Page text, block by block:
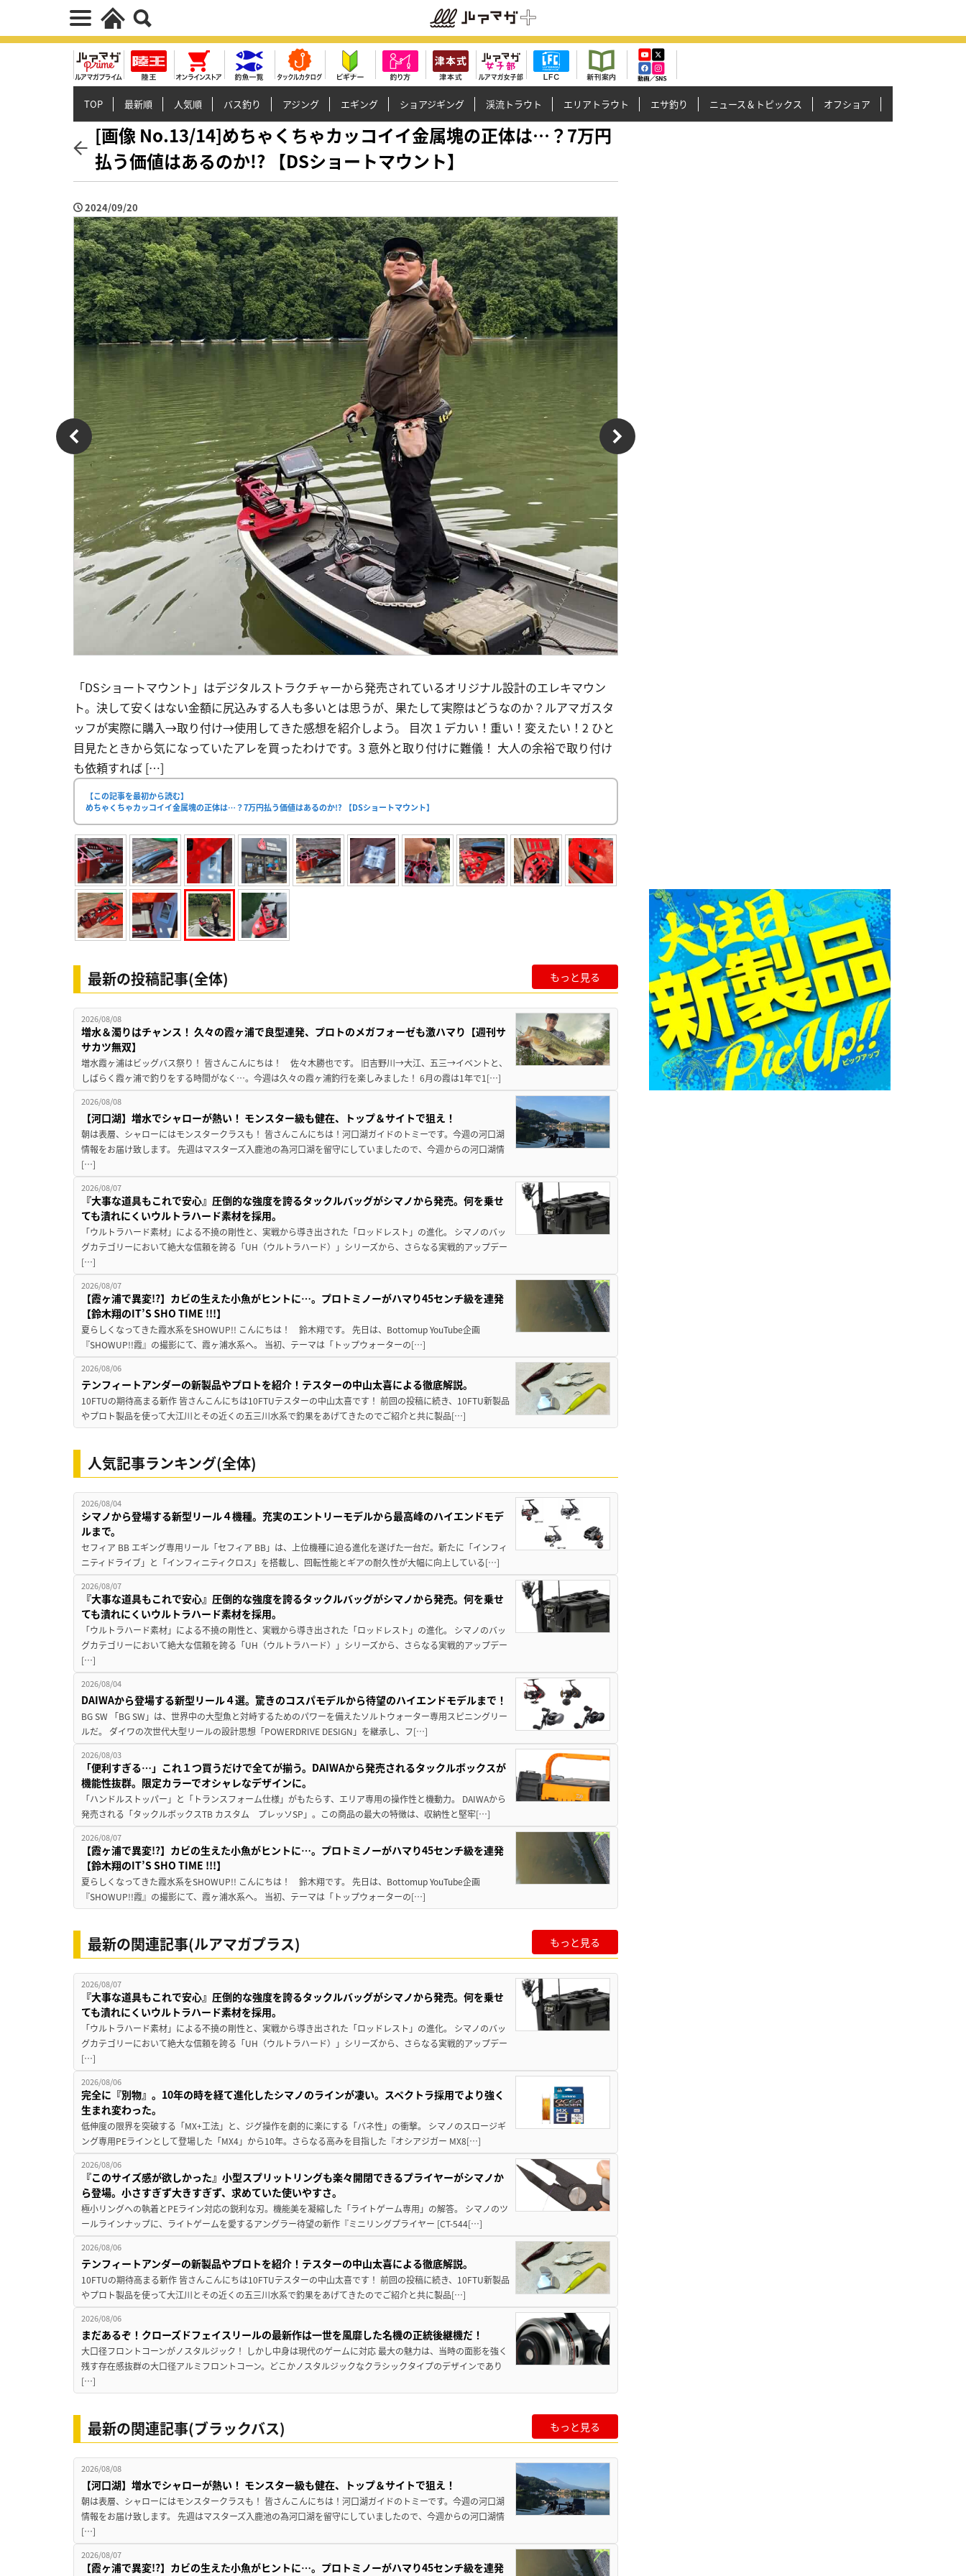
TOP 最新順 人気順 バス釣り アジング エギング ショアジギング 渓流トラウト エリアトラウト エサ釣り ニュース＆トピックス オフショア
[画像 No.13/14]めちゃくちゃカッコイイ金属塊の正体は…？7万円
払う価値はあるのか!? 【DSショートマウント】
2024/09/20
「DSショートマウント」はデジタルストラクチャーから発売されているオリジナル設計のエレキマウン
ト。決して安くはない金額に尻込みする人も多いとは思うが、果たして実際はどうなのか？ルアマガスタ
ッフが実際に購入→取り付け→使用してきた感想を紹介しよう。 目次 1 デカい！重い！変えたい！2 ひと
目見たときから気になっていたアレを買ったわけです。3 意外と取り付けに難儀！ 大人の余裕で取り付け
も依頼すれば […]
【この記事を最初から読む】
めちゃくちゃカッコイイ金属塊の正体は…？7万円払う価値はあるのか!? 【DSショートマウント】
最新の投稿記事(全体) もっと見る
2026/08/08
増水＆濁りはチャンス！ 久々の霞ヶ浦で良型連発、プロトのメガフォーゼも激ハマり【週刊サ
サカツ無双】
増水霞ヶ浦はビッグバス祭り！ 皆さんこんにちは！ 佐々木勝也です。 旧吉野川→大江、五三→イベントと、
しばらく霞ヶ浦で釣りをする時間がなく…。今週は久々の霞ヶ浦釣行を楽しみました！ 6月の霞は1年で1[…]
2026/08/08
【河口湖】増水でシャローが熱い！ モンスター級も健在、トップ＆サイトで狙え！
朝は表層、シャローにはモンスタークラスも！ 皆さんこんにちは！河口湖ガイドのトミーです。今週の河口湖
情報をお届け致します。 先週はマスターズ入鹿池の為河口湖を留守にしていましたので、今週からの河口湖情
[…]
2026/08/07
『大事な道具もこれで安心』圧倒的な強度を誇るタックルバッグがシマノから発売。何を乗せ
ても潰れにくいウルトラハード素材を採用。
「ウルトラハード素材」による不撓の剛性と、実戦から導き出された「ロッドレスト」の進化。 シマノのバッ
グカテゴリーにおいて絶大な信頼を誇る「UH（ウルトラハード）」シリーズから、さらなる実戦的アップデー
[…]
2026/08/07
【霞ヶ浦で異変!?】カビの生えた小魚がヒントに…。プロトミノーがハマり45センチ級を連発
【鈴木翔のIT’S SHO TIME !!!】
夏らしくなってきた霞水系をSHOWUP!! こんにちは！ 鈴木翔です。 先日は、Bottomup YouTube企画
『SHOWUP!!霞』の撮影にて、霞ヶ浦水系へ。 当初、テーマは「トップウォーターの[…]
2026/08/06
テンフィートアンダーの新製品やプロトを紹介！テスターの中山太喜による徹底解説。
10FTUの期待高まる新作 皆さんこんにちは10FTUテスターの中山太喜です！ 前回の投稿に続き、10FTU新製品
やプロト製品を使って大江川とその近くの五三川水系で釣果をあげてきたのでご紹介と共に製品[…]
人気記事ランキング(全体)
2026/08/04
シマノから登場する新型リール４機種。充実のエントリーモデルから最高峰のハイエンドモデ
ルまで。
セフィア BB エギング専用リール「セフィア BB」は、上位機種に迫る進化を遂げた一台だ。新たに「インフィ
ニティドライブ」と「インフィニティクロス」を搭載し、回転性能とギアの耐久性が大幅に向上している[…]
2026/08/07
『大事な道具もこれで安心』圧倒的な強度を誇るタックルバッグがシマノから発売。何を乗せ
ても潰れにくいウルトラハード素材を採用。
「ウルトラハード素材」による不撓の剛性と、実戦から導き出された「ロッドレスト」の進化。 シマノのバッ
グカテゴリーにおいて絶大な信頼を誇る「UH（ウルトラハード）」シリーズから、さらなる実戦的アップデー
[…]
2026/08/04
DAIWAから登場する新型リール４選。驚きのコスパモデルから待望のハイエンドモデルまで！
BG SW 「BG SW」は、世界中の大型魚と対峙するためのパワーを備えたソルトウォーター専用スピニングリー
ルだ。 ダイワの次世代大型リールの設計思想「POWERDRIVE DESIGN」を継承し、フ[…]
2026/08/03
「便利すぎる…」これ１つ買うだけで全てが揃う。DAIWAから発売されるタックルボックスが
機能性抜群。限定カラーでオシャレなデザインに。
「ハンドルストッパー」と「トランスフォーム仕様」がもたらす、エリア専用の操作性と機動力。 DAIWAから
発売される「タックルボックスTB カスタム プレッソSP」。この商品の最大の特徴は、収納性と堅牢[…]
2026/08/07
【霞ヶ浦で異変!?】カビの生えた小魚がヒントに…。プロトミノーがハマり45センチ級を連発
【鈴木翔のIT’S SHO TIME !!!】
夏らしくなってきた霞水系をSHOWUP!! こんにちは！ 鈴木翔です。 先日は、Bottomup YouTube企画
『SHOWUP!!霞』の撮影にて、霞ヶ浦水系へ。 当初、テーマは「トップウォーターの[…]
最新の関連記事(ルアマガプラス) もっと見る
2026/08/07
『大事な道具もこれで安心』圧倒的な強度を誇るタックルバッグがシマノから発売。何を乗せ
ても潰れにくいウルトラハード素材を採用。
「ウルトラハード素材」による不撓の剛性と、実戦から導き出された「ロッドレスト」の進化。 シマノのバッ
グカテゴリーにおいて絶大な信頼を誇る「UH（ウルトラハード）」シリーズから、さらなる実戦的アップデー
[…]
2026/08/06
完全に『別物』。10年の時を経て進化したシマノのラインが凄い。スペクトラ採用でより強く
生まれ変わった。
低伸度の限界を突破する「MX+工法」と、ジグ操作を劇的に楽にする「バネ性」の衝撃。 シマノのスロージギ
ング専用PEラインとして登場した「MX4」から10年。さらなる高みを目指した『オシアジガー MX8[…]
2026/08/06
『このサイズ感が欲しかった』小型スプリットリングも楽々開閉できるプライヤーがシマノか
ら登場。小さすぎず大きすぎず、求めていた使いやすさ。
極小リングへの執着とPEライン対応の鋭利な刃。機能美を凝縮した「ライトゲーム専用」の解答。 シマノのツ
ールラインナップに、ライトゲームを愛するアングラー待望の新作『ミニリングプライヤー [CT-544[…]
2026/08/06
テンフィートアンダーの新製品やプロトを紹介！テスターの中山太喜による徹底解説。
10FTUの期待高まる新作 皆さんこんにちは10FTUテスターの中山太喜です！ 前回の投稿に続き、10FTU新製品
やプロト製品を使って大江川とその近くの五三川水系で釣果をあげてきたのでご紹介と共に製品[…]
2026/08/06
まだあるぞ！クローズドフェイスリールの最新作は一世を風靡した名機の正統後継機だ！
大口径フロントコーンがノスタルジック！ しかし中身は現代のゲームに対応 最大の魅力は、当時の面影を強く
残す存在感抜群の大口径アルミフロントコーン。どこかノスタルジックなクラシックタイプのデザインであり
[…]
最新の関連記事(ブラックバス) もっと見る
2026/08/08
【河口湖】増水でシャローが熱い！ モンスター級も健在、トップ＆サイトで狙え！
朝は表層、シャローにはモンスタークラスも！ 皆さんこんにちは！河口湖ガイドのトミーです。今週の河口湖
情報をお届け致します。 先週はマスターズ入鹿池の為河口湖を留守にしていましたので、今週からの河口湖情
[…]
2026/08/07
【霞ヶ浦で異変!?】カビの生えた小魚がヒントに…。プロトミノーがハマり45センチ級を連発